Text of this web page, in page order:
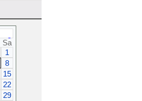
Sa
1
8
15
22
29